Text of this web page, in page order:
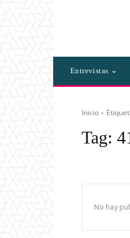
Entrevistas
Inicio
Tag:
No hay